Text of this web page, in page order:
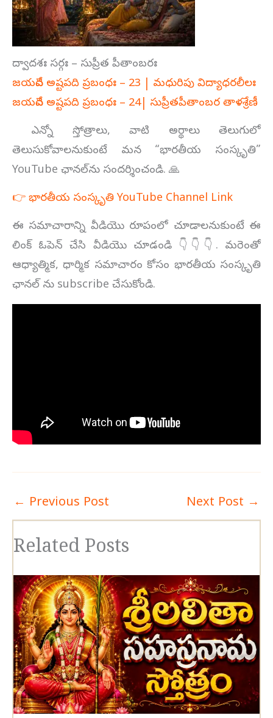
ద్వాదశః సర్గః – సుప్రీత పీతాంబరః
జయదేవ అష్టపది ప్రబంధః – 23 | మధురిపు విద్యాధరలీలః
జయదేవ అష్టపది ప్రబంధః – 24| సుప్రీతపీతాంబర తాళశ్రేణీ
ఎన్నో స్తోత్రాలు, వాటి అర్థాలు తెలుగులో
తెలుసుకోవాలనుకుంటే మన “భారతీయ సంస్కృతి”
YouTube ఛానల్‌ను సందర్శించండి. 🙏
👉 భారతీయ సంస్కృతి YouTube Channel Link
ఈ సమాచారాన్ని వీడియొ రూపంలో చూడాలనుకుంటే ఈ
లింక్ ఓపెన్ చేసి వీడియొ చూడండి 👇👇👇. మరెంతో
ఆధ్యాత్మిక, ధార్మిక సమాచారం కోసం భారతీయ సంస్కృతి
ఛానల్ ను subscribe చేసుకోండి.
← Previous Post Next Post →
Related Posts